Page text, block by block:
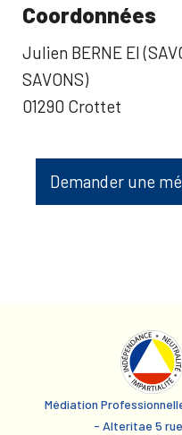
Coordonnées
Julien BERNE EI
SAVONS)
01290 Crottet
Demander une
Médiation
- Alteritae 5